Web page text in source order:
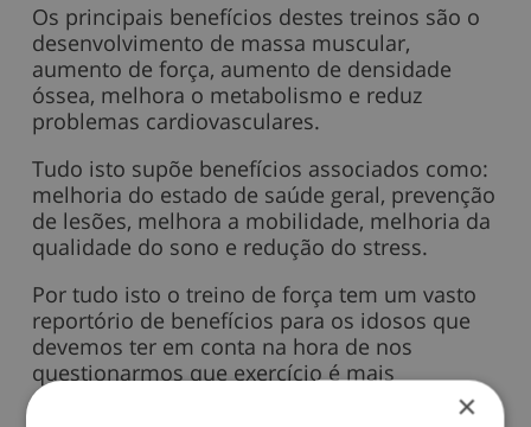
Os principais benefícios destes treinos são o
desenvolvimento de massa muscular,
aumento de força, aumento de densidade
óssea, melhora o metabolismo e reduz
problemas cardiovasculares.
Tudo isto supõe benefícios associados como:
melhoria do estado de saúde geral, prevenção
de lesões, melhora a mobilidade, melhoria da
qualidade do sono e redução do stress.
Por tudo isto o treino de força tem um vasto
reportório de benefícios para os idosos que
devemos ter em conta na hora de nos
questionarmos que exercício é mais
adequado realizar.
×